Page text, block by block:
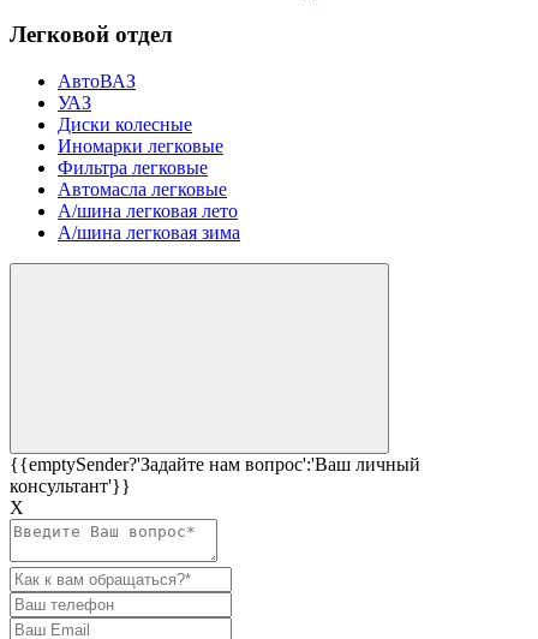
Легковой отдел
АвтоВАЗ
УАЗ
Диски колесные
Иномарки легковые
Фильтра легковые
Автомасла легковые
А/шина легковая лето
А/шина легковая зима
{{emptySender?'Задайте нам вопрос':'Ваш личный
консультант'}}
Х